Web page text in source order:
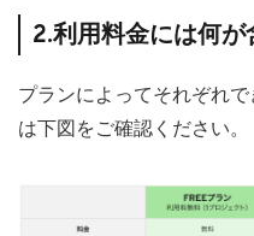
2.利用料金には何が
プランによってそれぞれ
は下図をご確認ください。